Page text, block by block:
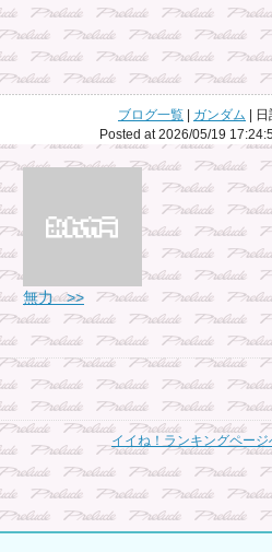
ブログ一覧 ガンダム |
Posted at 2026/05/19
無力 >>
イイね！ランキングページ